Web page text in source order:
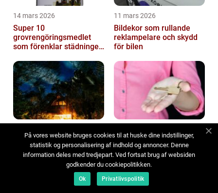
14 mars 2026
Super 10
grovrengöringsmedlet
som förenklar städningen
11 mars 2026
Bildekor som rullande
reklampelare och skydd
för bilen
Grövelsjön boende så
hittar du rätt stuga i
Hyra ut lägenhet: så gör
du tryggt, lagligt och
lönsamt
På vores website bruges cookies til at huske dine indstillinger,
statistik og personalisering af indhold og annoncer. Denne
information deles med tredjepart. Ved fortsat brug af websiden
godkender du cookiepolitikken.
Ok Privatlivspolitik